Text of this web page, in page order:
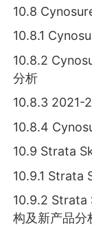
10.8
10.8.1
10.8.2
分析
10.8.3 2021-
10.8.4
10.9 Strata
10.9.1 Strata
10.9.2 Strata
构及新产品分